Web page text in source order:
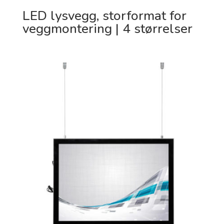
LED lysvegg, storformat for
veggmontering | 4 størrelser